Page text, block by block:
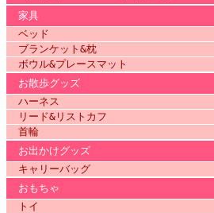
家具
ベッド
ブランケット&枕
ボウル&プレースマット
お散歩グッズ
ハーネス
リード&リストカフ
首輪
お出かけグッズ
キャリーバッグ
おもちゃ
トイ